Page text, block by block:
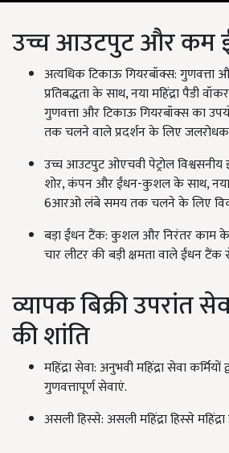
उच्च आउटपुट और कम
अत्यधिक टिकाऊ गियरबॉक्स: गुणवत्ता
प्रतिबद्धता के साथ, नया महिंद्रा पैडी
गुणवत्ता और टिकाऊ गियरबॉक्स का
तक चलने वाले प्रदर्शन के लिए
उच्च आउटपुट ओएचवी पेट्रोल
शोर, कंपन और ईंधन-कुशल के साथ, नया
6आरओ लंबे समय तक चलने के लिए
बड़ा ईंधन टैंक: कुशल और निरंतर काम के
चार लीटर की बड़ी क्षमता वाले ईंधन
व्यापक बिक्री उपरांत
की शांति
महिंद्रा सेवा: अनुभवी महिंद्रा सेवा कर्मियों
गुणवत्तापूर्ण सेवाएं.
असली हिस्से: असली महिंद्रा हिस्से